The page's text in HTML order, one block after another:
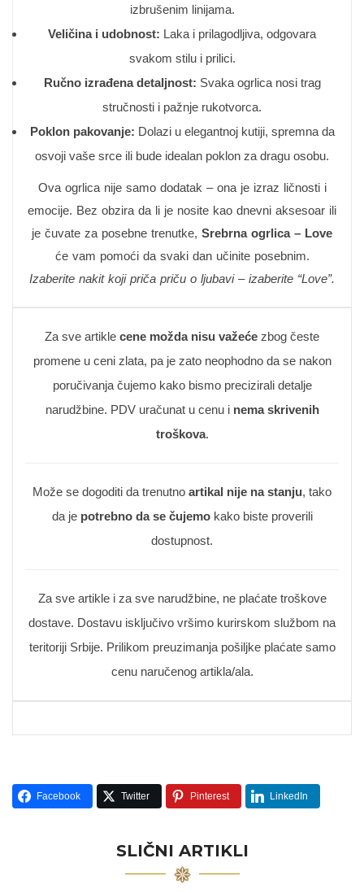
izbrušenim linijama.
Veličina i udobnost: Laka i prilagodljiva, odgovara
svakom stilu i prilici.
Ručno izrađena detaljnost: Svaka ogrlica nosi trag
stručnosti i pažnje rukotvorca.
Poklon pakovanje: Dolazi u elegantnoj kutiji, spremna da
osvoji vaše srce ili bude idealan poklon za dragu osobu.
Ova ogrlica nije samo dodatak – ona je izraz ličnosti i
emocije. Bez obzira da li je nosite kao dnevni aksesoar ili
je čuvate za posebne trenutke, Srebrna ogrlica – Love
će vam pomoći da svaki dan učinite posebnim.
Izaberite nakit koji priča priču o ljubavi – izaberite “Love”.
Za sve artikle cene možda nisu važeće zbog česte
promene u ceni zlata, pa je zato neophodno da se nakon
poručivanja čujemo kako bismo precizirali detalje
narudžbine. PDV uračunat u cenu i nema skrivenih
troškova.
Može se dogoditi da trenutno artikal nije na stanju, tako
da je potrebno da se čujemokako biste proverili
dostupnost.
Za sve artikle i za sve narudžbine, ne plaćate troškove
dostave. Dostavu isključivo vršimo kurirskom službom na
teritoriji Srbije. Prilikom preuzimanja pošiljke plaćate samo
cenu naručenog artikla/ala.
Facebook Twitter Pinterest LinkedIn
SLIČNI ARTIKLI